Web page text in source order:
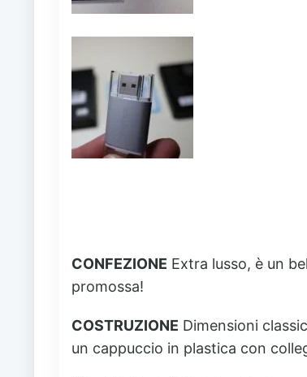
CONFEZIONE Extra lusso, è un
promossa!
COSTRUZIONE Dimensioni
un cappuccio in plastica con